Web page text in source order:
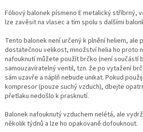
Fóliový balonek písmeno E metalický stříbrný,
lze zavěsit na vlasec a tím spolu s dalšími
Tento balonek není určený k plnění heliem, ale
dostatečnou velikost, množství helia ho proto
nafouknutí můžete použít brčko (není součástí
samouzavíratelný ventil, tzn. že po vytažení
sám uzavře a náplň nebude unikat. Pokud
kompresor (pouze suchý vzduch), dbejte
přetlaku nedošlo k prasknutí.
Balonek nafouknutý vzduchem nelétá, ale
několik týdnů a lze ho opakovaně dofouknout.